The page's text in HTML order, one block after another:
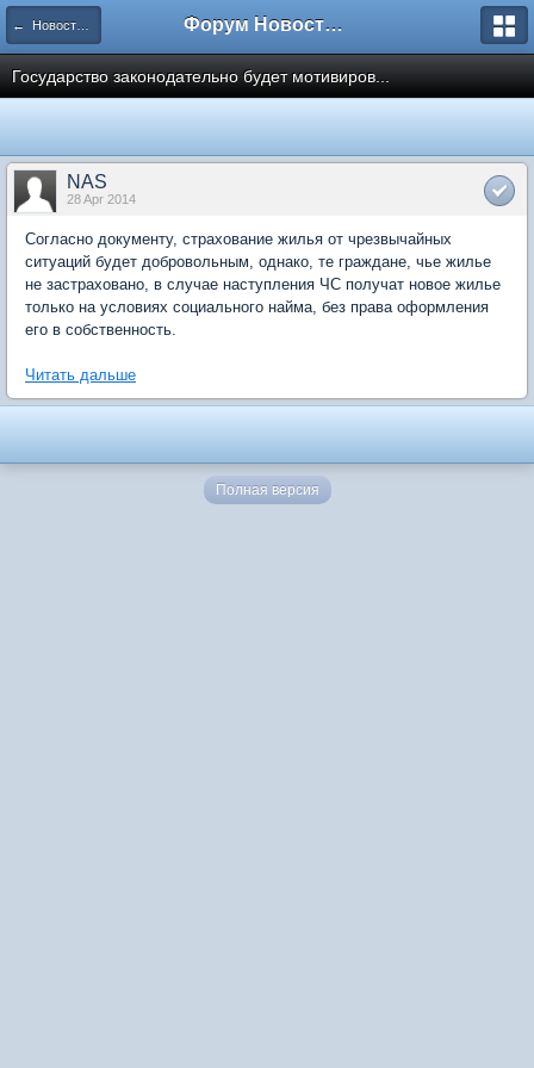
← Новости рынка недвижимости Форум Новостройки
Государство законодательно будет мотивиров...
NAS
28 Apr 2014
Согласно документу, страхование жилья от чрезвычайных
ситуаций будет добровольным, однако, те граждане, чье жилье
не застраховано, в случае наступления ЧС получат новое жилье
только на условиях социального найма, без права оформления
его в собственность.
Читать дальше
Полная версия